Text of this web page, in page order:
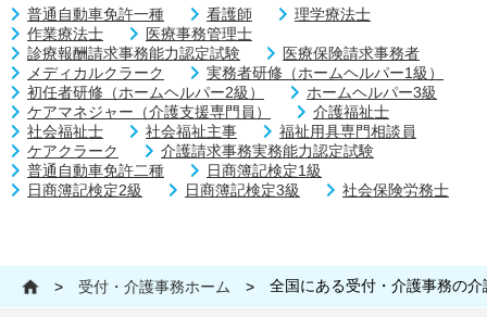
普通自動車免許一種 看護師
理学療法士
作業療法士
医療事務管理士
診療報酬請求事務能力認定試験
医療保険請求事務者
メディカルクラーク
実務者研修（ホームヘルパー1級）
初任者研修（ホームヘルパー2級）
ホームヘルパー3級
ケアマネジャー（介護支援専門員）
介護福祉士
社会福祉士
社会福祉主事
福祉用具専門相談員
ケアクラーク
介護請求事務実務能力認定試験
普通自動車免許二種
日商簿記検定1級
日商簿記検定2級
日商簿記検定3級 社会保険労務士
> 受付・介護事務ホーム > 全国にある受付・介護事務の